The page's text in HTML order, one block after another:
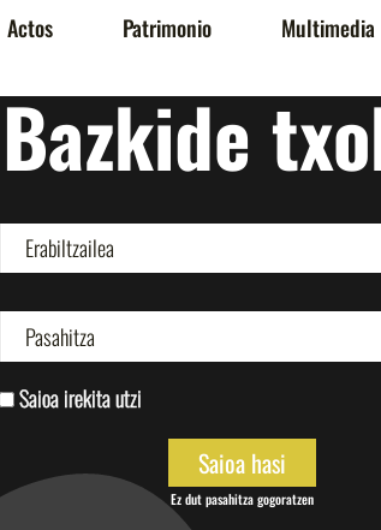
Actos Patrimonio Multimedia
Bazkide
Saioa irekita utzi
Ez dut pasahitza gogoratzen